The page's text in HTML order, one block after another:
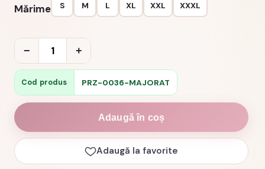
Mărime S M L XL XXL XXXL
−
Cantitate
Tricou
majorat
18
crew
echipa
18
ani
+
Cod produs PRZ-0036-MAJORAT
Adaugă în coș
Adaugă la favorite